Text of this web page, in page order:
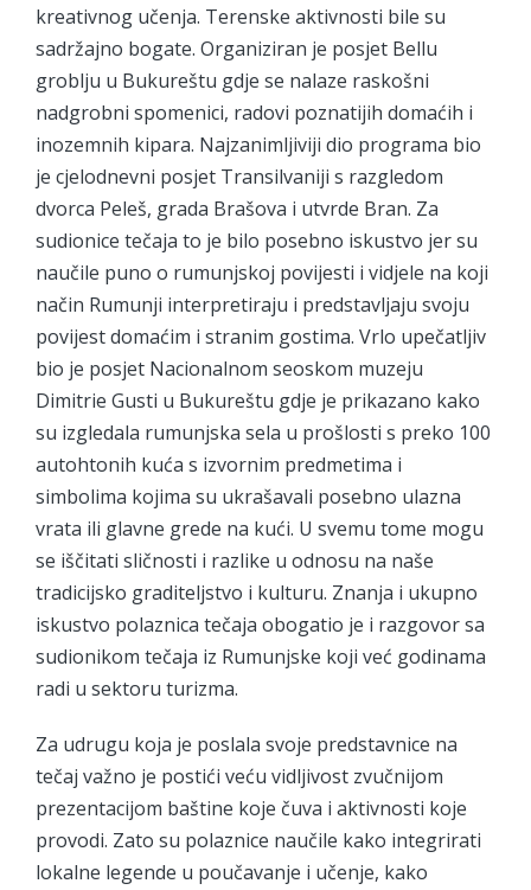
kreativnog učenja. Terenske aktivnosti bile su
sadržajno bogate. Organiziran je posjet Bellu
groblju u Bukureštu gdje se nalaze raskošni
nadgrobni spomenici, radovi poznatijih domaćih i
inozemnih kipara. Najzanimljiviji dio programa bio
je cjelodnevni posjet Transilvaniji s razgledom
dvorca Peleš, grada Brašova i utvrde Bran. Za
sudionice tečaja to je bilo posebno iskustvo jer su
naučile puno o rumunjskoj povijesti i vidjele na koji
način Rumunji interpretiraju i predstavljaju svoju
povijest domaćim i stranim gostima. Vrlo upečatljiv
bio je posjet Nacionalnom seoskom muzeju
Dimitrie Gusti u Bukureštu gdje je prikazano kako
su izgledala rumunjska sela u prošlosti s preko 100
autohtonih kuća s izvornim predmetima i
simbolima kojima su ukrašavali posebno ulazna
vrata ili glavne grede na kući. U svemu tome mogu
se iščitati sličnosti i razlike u odnosu na naše
tradicijsko graditeljstvo i kulturu. Znanja i ukupno
iskustvo polaznica tečaja obogatio je i razgovor sa
sudionikom tečaja iz Rumunjske koji već godinama
radi u sektoru turizma.
Za udrugu koja je poslala svoje predstavnice na
tečaj važno je postići veću vidljivost zvučnijom
prezentacijom baštine koje čuva i aktivnosti koje
provodi. Zato su polaznice naučile kako integrirati
lokalne legende u poučavanje i učenje, kako